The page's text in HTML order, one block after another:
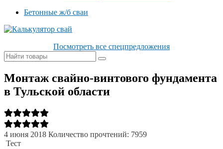
Бетонные ж/б сваи
Посмотреть все спецпредложения
Монтаж свайно-винтового фундамента
в Тульской области
4 июня 2018 Количество прочтений: 7959
Тест